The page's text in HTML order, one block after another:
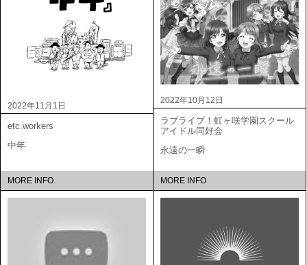
2022年11月1日
etc.workers
中年
MORE INFO
2022年10月12日
ラブライブ！虹ヶ咲学園スクール
アイドル同好会
永遠の一瞬
MORE INFO